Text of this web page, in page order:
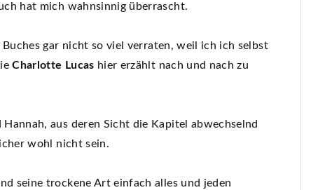
hat mich wahnsinnig überrascht.
gar nicht so viel verraten, weil ich ich selbst
Charlotte Lucas hier erzählt nach und nach zu
aus deren Sicht die Kapitel abwechselnd
wohl nicht sein.
seine trockene Art einfach alles und jeden